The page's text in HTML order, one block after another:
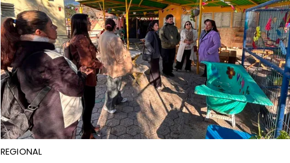
REGIONAL